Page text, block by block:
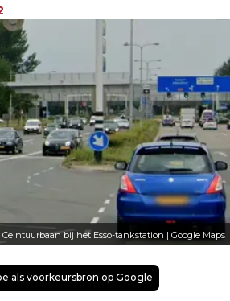
Ceintuurbaan bij het Esso-tankstation | Google Maps
als voorkeursbron op Google